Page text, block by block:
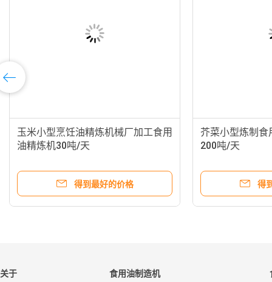
玉米小型烹饪油精炼机械厂加工食用
油精炼机30吨/天
得到最好的价格
芥菜小型炼制食
200吨/天
得
关于 食用油制造机